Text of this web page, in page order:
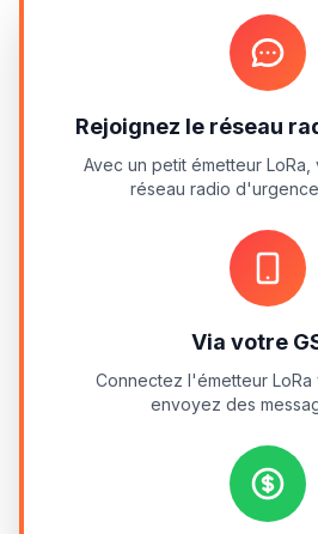
Rejoignez le réseau
Avec un petit émetteur
réseau radio
Via votre
Connectez l'émetteur LoRa
envoyez des